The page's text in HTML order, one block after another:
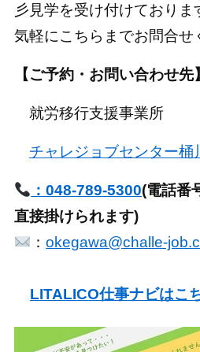
彡見学を受け付けており
気軽にこちらまでお問合せ
【ご予約・お問い合わせ先】
就労移行支援事業所
チャレジョブセンター桶川
：048-789-5300(電話番
直接掛けられます)
：okegawa@challe-
LITALICO仕事ナビはこ